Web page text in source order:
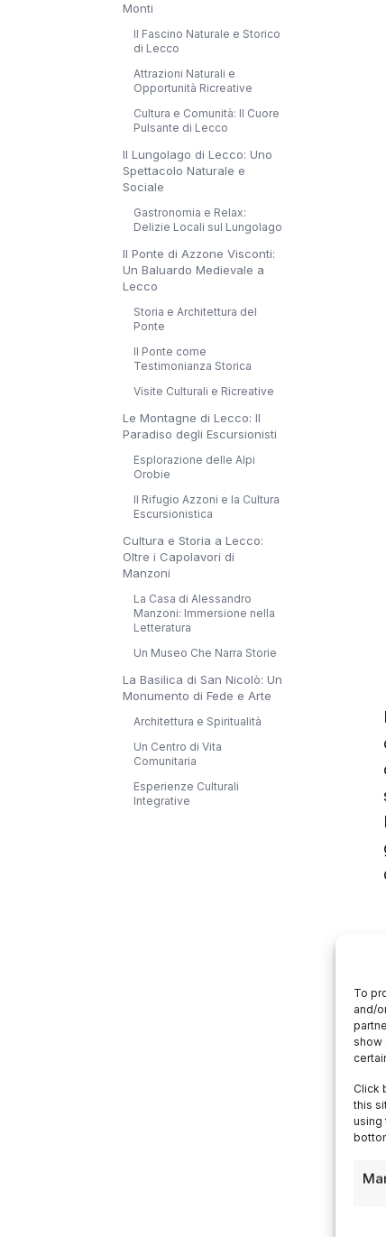
To
and/
show
Click
this
using
Monti
Il Fascino Naturale e Storico
di Lecco
Attrazioni Naturali e
Opportunità Ricreative
Cultura e Comunità: Il Cuore
Pulsante di Lecco
Il Lungolago di Lecco: Uno
Spettacolo Naturale e
Sociale
Gastronomia e Relax:
Delizie Locali sul Lungolago
Il Ponte di Azzone Visconti:
Un Baluardo Medievale a
Lecco
Storia e Architettura del
Ponte
Il Ponte come
Testimonianza Storica
Visite Culturali e Ricreative
Le Montagne di Lecco: Il
Paradiso degli Escursionisti
Esplorazione delle Alpi
Orobie
Il Rifugio Azzoni e la Cultura
Escursionistica
Cultura e Storia a Lecco:
Oltre i Capolavori di
Manzoni
La Casa di Alessandro
Manzoni: Immersione nella
Letteratura
Un Museo Che Narra Storie
La Basilica di San Nicolò: Un
Monumento di Fede e Arte
Architettura e Spiritualità
Un Centro di Vita
Comunitaria
Esperienze Culturali
Integrative